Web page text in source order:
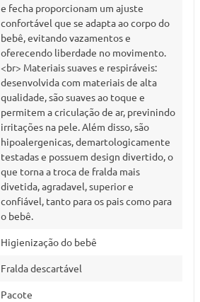
e fecha proporcionam um ajuste
confortável que se adapta ao corpo do
bebê, evitando vazamentos e
oferecendo liberdade no movimento.
<br> Materiais suaves e respiráveis:
desenvolvida com materiais de alta
qualidade, são suaves ao toque e
permitem a criculação de ar, previnindo
irritações na pele. Além disso, são
hipoalergenicas, demartologicamente
testadas e possuem design divertido, o
que torna a troca de fralda mais
divetida, agradavel, superior e
confiável, tanto para os pais como para
o bebê.
Higienização do bebê
Fralda descartável
Pacote